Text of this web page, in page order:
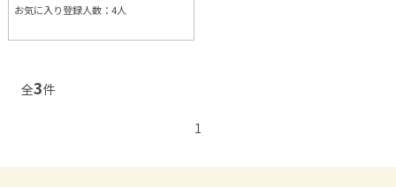
お気に入り登録人数：4人
全3件
1